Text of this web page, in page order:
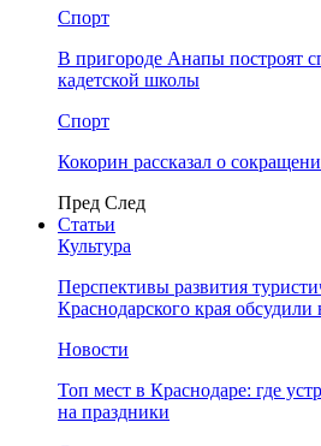
Спорт
В пригороде Анапы построят
кадетской школы
Спорт
Кокорин рассказал о
Пред След
Статьи
Культура
Перспективы развития
Краснодарского края обсудили
Новости
Топ мест в Краснодаре: где
на праздники